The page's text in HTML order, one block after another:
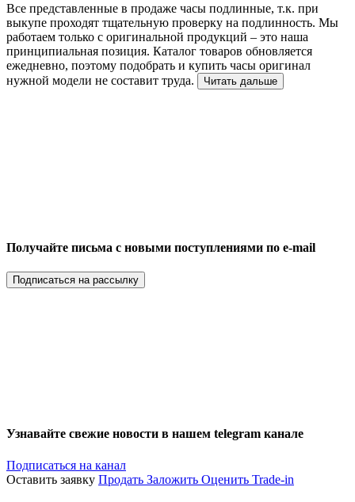
Все представленные в продаже часы подлинные, т.к. при
выкупе проходят тщательную проверку на подлинность. Мы
работаем только с оригинальной продукций – это наша
принципиальная позиция. Каталог товаров обновляется
ежедневно, поэтому подобрать и купить часы оригинал
нужной модели не составит труда.
Читать дальше
Получайте письма с новыми поступлениями по e-mail
Подписаться на рассылку
Узнавайте свежие новости в нашем telegram канале
Подписаться на канал
Оставить заявку Продать Заложить Оценить Trade-in